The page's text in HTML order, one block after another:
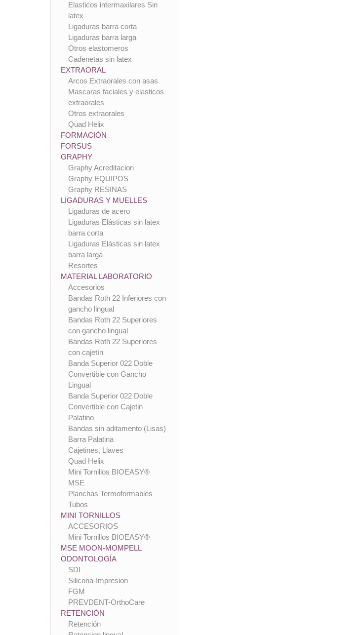
Elasticos intermaxilares Sin
latex
Ligaduras barra corta
Ligaduras barra larga
Otros elastomeros
Cadenetas sin latex
EXTRAORAL
Arcos Extraorales con asas
Mascaras faciales y elasticos
extraorales
Otros extraorales
Quad Helix
FORMACIÓN
FORSUS
GRAPHY
Graphy Acreditacion
Graphy EQUIPOS
Graphy RESINAS
LIGADURAS Y MUELLES
Ligaduras de acero
Ligaduras Elásticas sin latex
barra corta
Ligaduras Elásticas sin latex
barra larga
Resortes
MATERIAL LABORATORIO
Accesorios
Bandas Roth 22 Inferiores con
gancho lingual
Bandas Roth 22 Superiores
con gancho lingual
Bandas Roth 22 Superiores
con cajetín
Banda Superior 022 Doble
Convertible con Gancho
Lingual
Banda Superior 022 Doble
Convertible con Cajetin
Palatino
Bandas sin aditamento (Lisas)
Barra Palatina
Cajetines, Llaves
Quad Helix
Mini Tornillos BIOEASY®
MSE
Planchas Termoformables
Tubos
MINI TORNILLOS
ACCESORIOS
Mini Tornillos BIOEASY®
MSE MOON-MOMPELL
ODONTOLOGÍA
SDI
Silicona-Impresion
FGM
PREVDENT-OrthoCare
RETENCIÓN
Retención